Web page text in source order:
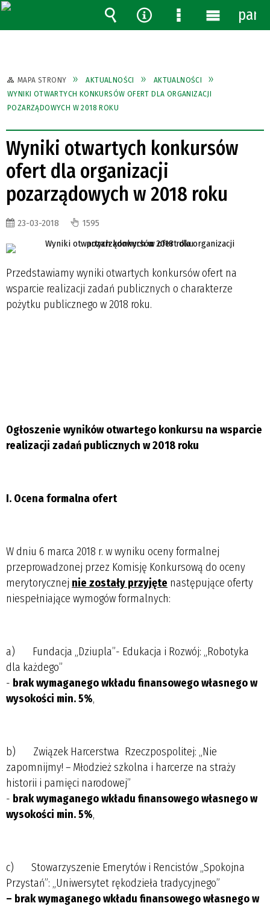
MAPA STRONY AKTUALNOŚCI
AKTUALNOŚCI
WYNIKI OTWARTYCH KONKURSÓW OFERT DLA ORGANIZACJI
POZARZĄDOWYCH W 2018 ROKU
Wyniki otwartych konkursów
ofert dla organizacji
pozarządowych w 2018 roku
23-03-2018 1595
Przedstawiamy wyniki otwartych konkursów ofert na
wsparcie realizacji zadań publicznych o charakterze
pożytku publicznego w 2018 roku.
Ogłoszenie wynikówotwartego konkursu na wsparcie
realizacji zadań publicznych w 2018 roku
I. Ocena formalna ofert
W dniu 6 marca 2018 r. w wyniku oceny formalnej
przeprowadzonej przez Komisję Konkursową do oceny
merytorycznej nie zostały przyjęte następujące oferty
niespełniające wymogów formalnych:
a) Fundacja „Dziupla”- Edukacja i Rozwój: „Robotyka
dla każdego”
- brak wymaganego wkładu finansowego własnego w
wysokości min. 5%,
b) Związek Harcerstwa Rzeczpospolitej: „Nie
zapomnijmy! – Młodzież szkolna i harcerze na straży
historii i pamięci narodowej”
- brak wymaganego wkładu finansowego własnego w
wysokości min. 5%,
c) Stowarzyszenie Emerytów i Rencistów „Spokojna
Przystań”: „Uniwersytet rękodzieła tradycyjnego”
– brak wymaganego wkładu finansowego własnego w
Wyszukiwarka
Narzędzia
MenuMenu